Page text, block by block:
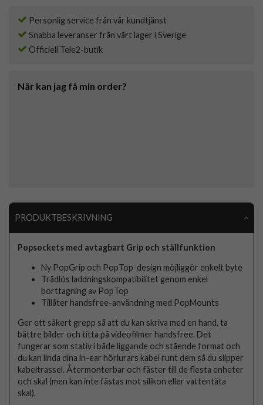
Personlig service från vår kundtjänst
Snabba leveranser från vårt lager i Sverige
Officiell Tele2-butik
När kan jag få min order?
PRODUKTBESKRIVNING
Popsockets med avtagbart Grip och ställfunktion
Ny PopGrip och PopTop-design möjliggör enkelt byte
Trådlös laddningskompatibilitet genom enkel
borttagning av PopTop
Tillåter handsfree-användning med PopMounts
Ger ett säkert grepp så att du kan skriva med en hand, ta
bättre bilder och titta på videofilmer handsfree. Det
fungerar som stativ i både liggande och stående format och
du kan linda dina in-ear hörlurars kabel runt dem så du slipper
kabeltrassel. Återmonterbar och fäster till de flesta enheter
och skal (men kan inte fästas mot silikon eller vattentäta
skal).